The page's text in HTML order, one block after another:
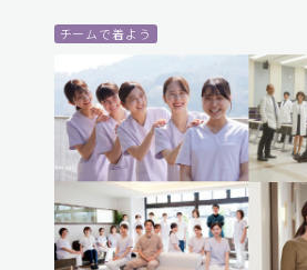
チームで着よう